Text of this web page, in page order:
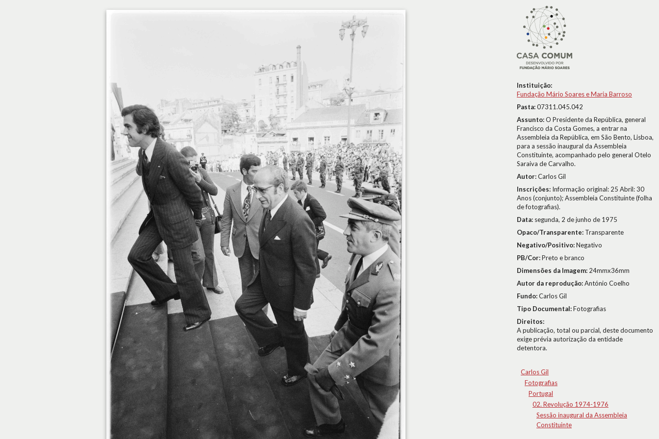
Instituição:
Fundação Mário Soares e Maria Barroso
Pasta:07311.045.042
Assunto:O Presidente da República, general
Francisco da Costa Gomes, a entrar na
Assembleia da República, em São Bento, Lisboa,
para a sessão inaugural da Assembleia
Constituinte, acompanhado pelo general Otelo
Saraiva de Carvalho.
Autor:Carlos Gil
Inscrições: Informação original: 25 Abril: 30
Anos (conjunto); Assembleia Constituinte (folha
de fotografias).
Data: segunda, 2 de junho de 1975
Opaco/Transparente: Transparente
Negativo/Positivo:Negativo
PB/Cor:Preto e branco
Dimensões da Imagem: 24mmx36mm
Autor da reprodução:António Coelho
Fundo:Carlos Gil
Tipo Documental:Fotografias
Direitos:
A publicação, total ou parcial, deste documento
exige prévia autorização da entidade
detentora.
Carlos Gil
Fotografias
Portugal
02. Revolução 1974-1976
Sessão inaugural da Assembleia
Constituinte